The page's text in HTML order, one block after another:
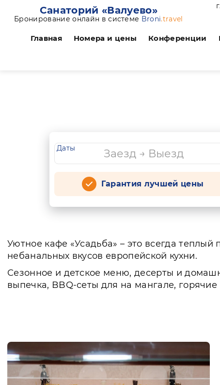
Санаторий «Валуево»
Бронирование онлайн в системе Broni.travel
Главная Номера и цены Конференции
Даты
Гарантия лучшей цены
Уютное кафе «Усадьба» – это всегда
небанальных вкусов европейской кухни.
Сезонное и детское меню, десерты и
выпечка, BBQ-сеты для на мангале,